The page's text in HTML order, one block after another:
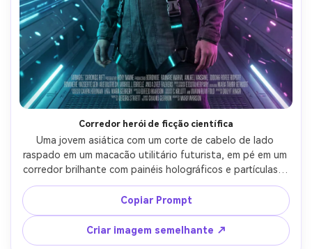
Corredor herói de ficção científica
Uma jovem asiática com um corte de cabelo de lado
raspado em um macacão utilitário futurista, em pé em um
corredor brilhante com painéis holográficos e partículas à
deriva, luz chave ciana fresca com sotaques magenta,
composição de pôster cinematográfico estilo Netflix com
grande título na parte superior e bloco de créditos
densos na parte inferior, Nikon Z8, 35mm f/1.8, molduras
de baixo ângulo, expressão determinada, iluminação e
Copiar Prompt
Criar imagem semelhante ↗